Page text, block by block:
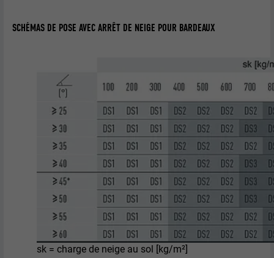
SCHÉMAS DE POSE AVEC ARRÊT DE NEIGE POUR BARDEAUX
sk = charge de neige au sol [kg/m²]